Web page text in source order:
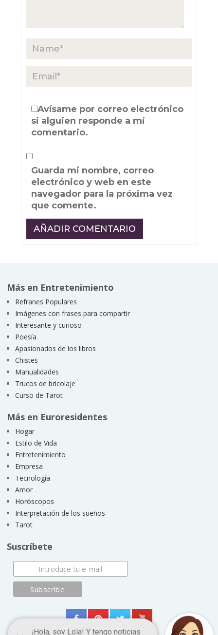
Avísame por correo electrónico
si alguien responde a mi
comentario.
Guarda mi nombre, correo
electrónico y web en este
navegador para la próxima vez
que comente.
Más en Entretenimiento
Refranes Populares
Imágenes con frases para compartir
Interesante y curioso
Poesía
Apasionados de los libros
Chistes
Manualidades
Trucos de bricolaje
Curso de Tarot
Más en Euroresidentes
Hogar
Estilo de Vida
Entretenimiento
Empresa
Tecnología
Amor
Horóscopos
Interpretación de los sueños
Tarot
Suscríbete